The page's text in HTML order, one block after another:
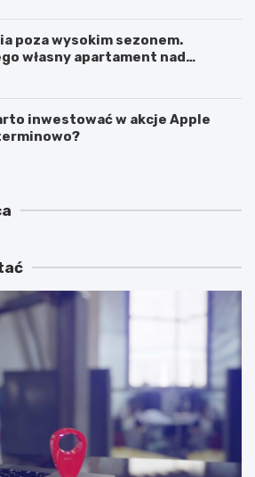
poza wysokim sezonem.
własny apartament nad
inwestować w akcje Apple